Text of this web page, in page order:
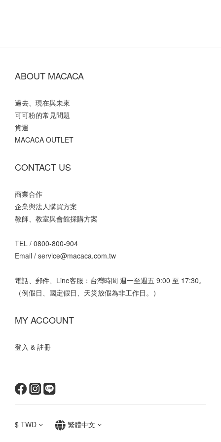
ABOUT MACACA
過去、現在與未來
可可粉的常見問題
貨運
MACACA OUTLET
CONTACT US
商業合作
企業與法人購買方案
教師、教室與會館採購方案
TEL / 0800-800-904
Email / service@macaca.com.tw
電話、郵件、Line客服：台灣時間 週一至週五 9:00 至 17:30。
（例假日、國定假日、天災放假為非工作日。）
MY ACCOUNT
登入 & 註冊
$ TWD 繁體中文